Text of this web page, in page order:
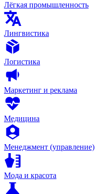
Лёгкая промышленность
Лингвистика
Логистика
Маркетинг и реклама
Медицина
Менеджмент (управление)
Мода и красота